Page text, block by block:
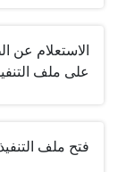
الاستعلام عن
على ملف
فتح ملف التنفيذ